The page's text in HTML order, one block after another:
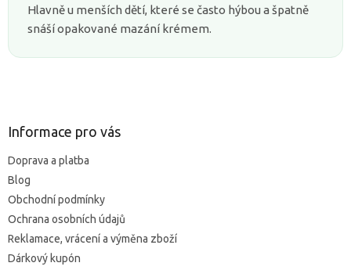
Hlavně u menších dětí, které se často hýbou a špatně
snáší opakované mazání krémem.
Informace pro vás
Doprava a platba
Blog
Obchodní podmínky
Ochrana osobních údajů
Reklamace, vrácení a výměna zboží
Dárkový kupón